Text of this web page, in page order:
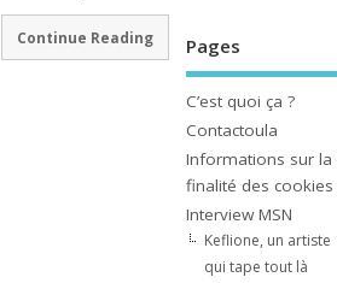
Continue Reading Pages
C’est quoi ça ?
Contactoula
Informations sur la
finalité des cookies
Interview MSN
Keflione, un artiste
qui tape tout là